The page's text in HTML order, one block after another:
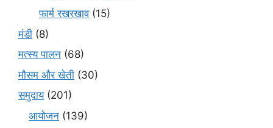
फार्म रखरखाव(15)
मंडी (8)
मत्स्य पालन (68)
मौसम और खेती (30)
समुदाय(201)
आयोजन (139)